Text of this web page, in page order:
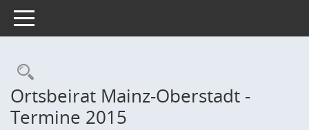
Toggle navigation
Rechercheauswahl
Ortsbeirat Mainz-Oberstadt -
Termine 2015